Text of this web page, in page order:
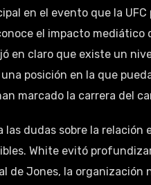
en el evento que la
el impacto
en claro que existe un
posición en la que
marcado la carrera del
las dudas sobre la
White evitó
de Jones, la